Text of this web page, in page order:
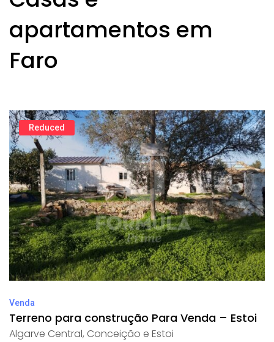
apartamentos em
Faro
Reduced
Venda
Terreno para construção Para Venda – Estoi
Algarve Central, Conceição e Estoi